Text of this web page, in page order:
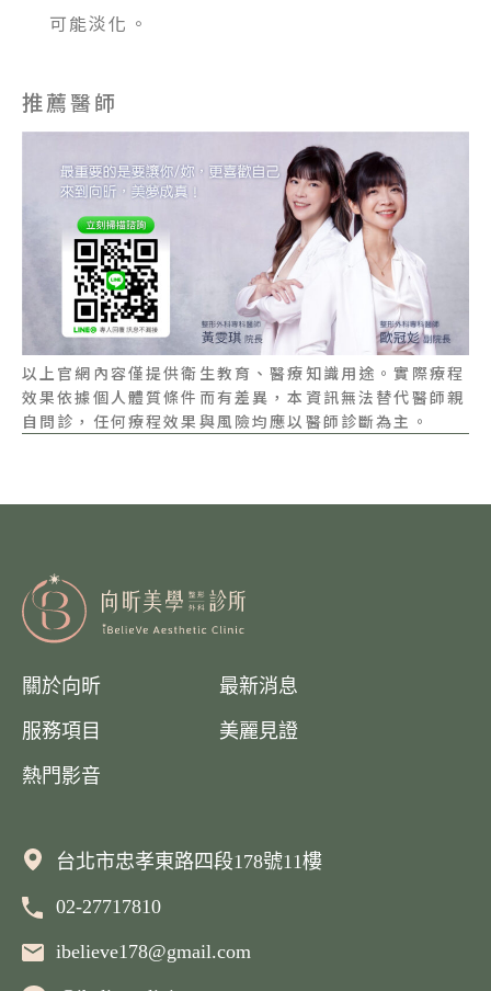
可能淡化。
推薦醫師
以上官網內容僅提供衛生教育、醫療知識用途。實際療程
效果依據個人體質條件而有差異，本資訊無法替代醫師親
自問診，任何療程效果與風險均應以醫師診斷為主。
關於向昕 最新消息
服務項目 美麗見證
熱門影音
台北市忠孝東路四段178號11樓
02-27717810
ibelieve178@gmail.com